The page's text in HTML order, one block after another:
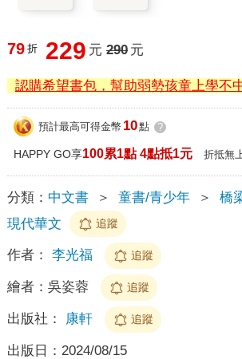
79 折 229 元 290 元
認購希望書包，幫助弱勢孩童上學不
預計最高可得金幣 10點 ?
HAPPY GO享100累1點 4點抵1元 折抵無
分類： 中文書 ＞ 童書/青少年 ＞ 橋
現代華文
追蹤
作者： 李光福 追蹤
繪者： 吳姿蓉 追蹤
出版社： 康軒 追蹤
出版日： 2024/08/15